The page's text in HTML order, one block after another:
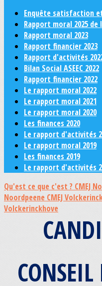
Enquête satisfaction
Rapport moral 2025 de
Rapport moral 2023
Rapport financier 2023
Rapport d'activités
Bilan Social ASEEC 2022
Rapport financier 2022
Le rapport moral 2022
Le rapport moral 2021
Le rapport moral 2020
Les finances 2020
Le rapport d'activités
Le rapport moral 2019
Les finances 2019
Le rapport d'activités
Qu'est ce que c'est ? CMEJ
Noordpeene CMEJ
Volckerinckhove